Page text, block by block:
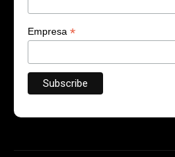
Empresa *